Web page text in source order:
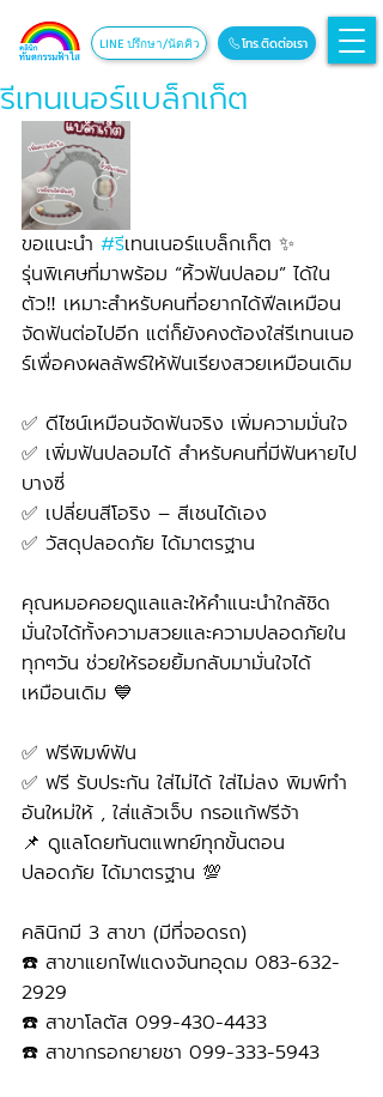
โทร.ติดต่อเรา
LINE ปรึกษา/นัดคิว
รีเทนเนอร์แบล็กเก็ต
ขอแนะนำ #รีเทนเนอร์แบล็กเก็ต ✨
รุ่นพิเศษที่มาพร้อม “หิ้วฟันปลอม” ได้ใน
ตัว‼️ เหมาะสำหรับคนที่อยากได้ฟีลเหมือน
จัดฟันต่อไปอีก แต่ก็ยังคงต้องใส่รีเทนเนอ
ร์เพื่อคงผลลัพธ์ให้ฟันเรียงสวยเหมือนเดิม
✅ ดีไซน์เหมือนจัดฟันจริง เพิ่มความมั่นใจ
✅ เพิ่มฟันปลอมได้ สำหรับคนที่มีฟันหายไป
บางซี่
✅ เปลี่ยนสีโอริง – สีเชนได้เอง
✅ วัสดุปลอดภัย ได้มาตรฐาน
คุณหมอคอยดูแลและให้คำแนะนำใกล้ชิด
มั่นใจได้ทั้งความสวยและความปลอดภัยใน
ทุกๆวัน ช่วยให้รอยยิ้มกลับมามั่นใจได้
เหมือนเดิม 💙
✅ ฟรีพิมพ์ฟัน
✅ ฟรี รับประกัน ใส่ไม่ได้ ใส่ไม่ลง พิมพ์ทำ
อันใหม่ให้ , ใส่แล้วเจ็บ กรอแก้ฟรีจ้า
📌 ดูแลโดยทันตแพทย์ทุกขั้นตอน
ปลอดภัย ได้มาตรฐาน 💯
คลินิกมี 3 สาขา (มีที่จอดรถ)
☎️ สาขาแยกไฟแดงจันทอุดม 083-632-
2929
☎️ สาขาโลตัส 099-430-4433
☎️ สาขากรอกยายชา 099-333-5943